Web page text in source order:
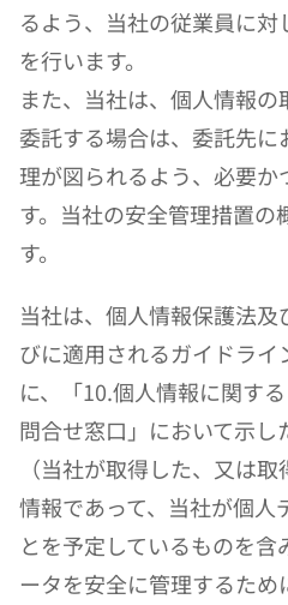
るよう、当社の従業員に
を行います。
また、当社は、個人情報
委託する場合は、委託先
理が図られるよう、必要か
す。当社の安全管理措置の
す。
当社は、個人情報保護法
びに適用されるガイドラ
に、「10.個人情報に関す
問合せ窓口」において示し
（当社が取得した、又は
情報であって、当社が個人
とを予定しているものを
ータを安全に管理するた